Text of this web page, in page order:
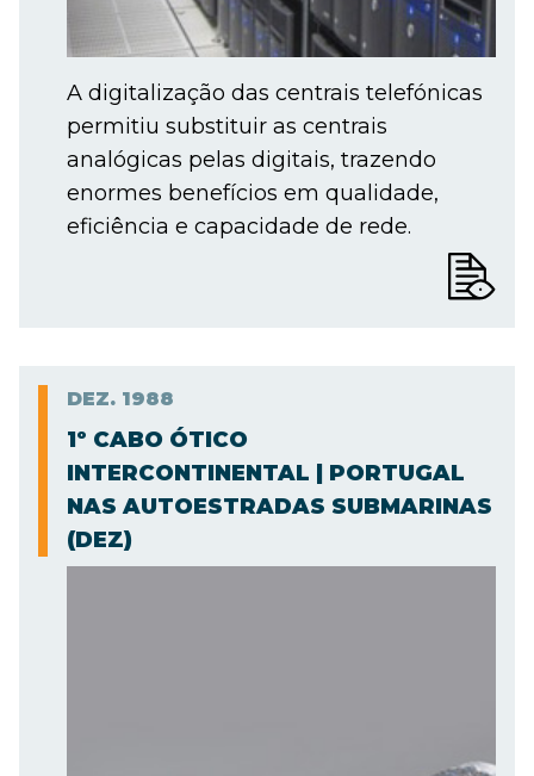
A digitalização das centrais telefónicas
permitiu substituir as centrais
analógicas pelas digitais, trazendo
enormes benefícios em qualidade,
eficiência e capacidade de rede.
DEZ. 1988
1º CABO ÓTICO
INTERCONTINENTAL | PORTUGAL
NAS AUTOESTRADAS SUBMARINAS
(DEZ)